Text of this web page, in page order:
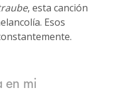
, esta canción
Esos
en mi